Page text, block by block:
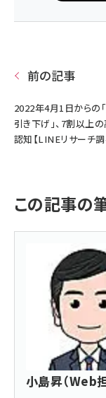
前の記事
2022年4月1日からの
引き下げ」、7割以上
認知【LINEリサーチ調
この記事の
小島昇（Web